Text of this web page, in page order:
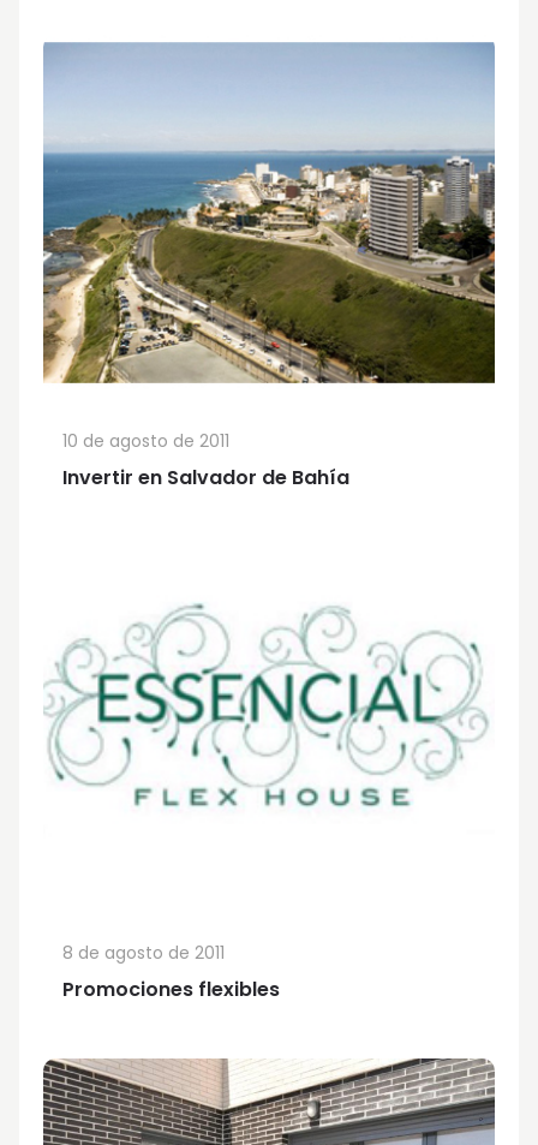
Invertir en Salvador de Bahía
10 de agosto de 2011
Promociones flexibles
8 de agosto de 2011